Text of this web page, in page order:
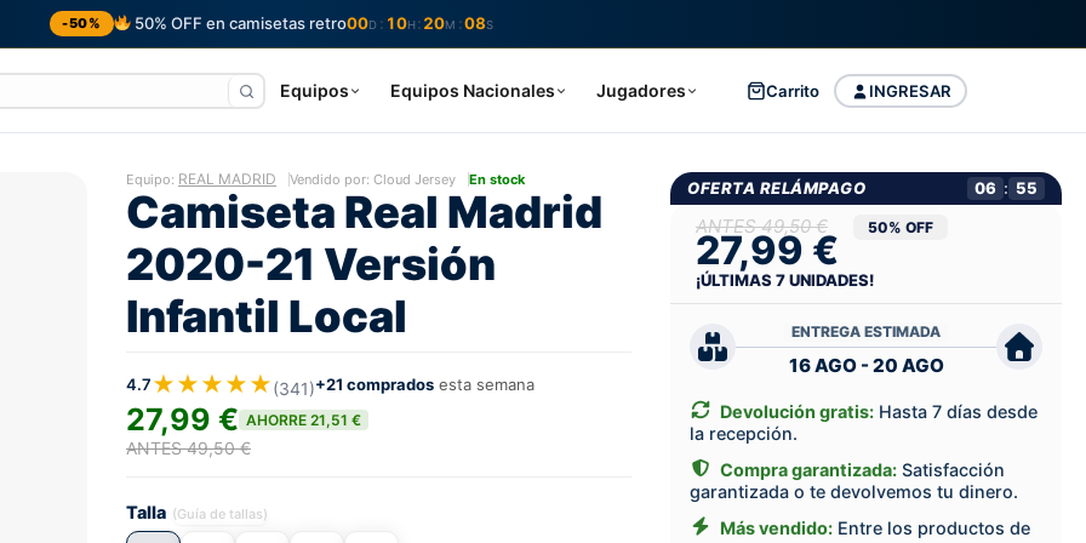
-50% 50% OFF en camisetas retro00D : 10H : 20M :07S
Equipos Equipos Nacionales Jugadores INGRESAR
Carrito
Equipo: REAL MADRID Vendido por: Cloud Jersey En stock
Camiseta Real Madrid
2020-21 Versión
Infantil Local
4.7★★★★★(341)+21 comprados esta semana
27,99 € AHORRE 21,51 €
ANTES 49,50 €
Talla (Guía de tallas)
OFERTA RELÁMPAGO 06 : 54
49,50 €
27,99 € 50% OFF
¡ÚLTIMAS7UNIDADES!
ENTREGA ESTIMADA
16 AGO - 20 AGO
Devolución gratis: Hasta 7 días desde
la recepción.
Compra garantizada: Satisfacción
garantizada o te devolvemos tu dinero.
Más vendido: Entre los productos de